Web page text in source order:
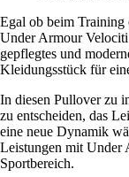
Egal ob beim
Under Armour Velociti
gepflegtes und
Kleidungsstück für
In diesen Pullover zu
zu entscheiden, das
eine neue Dynamik
Leistungen mit Under
Sportbereich.